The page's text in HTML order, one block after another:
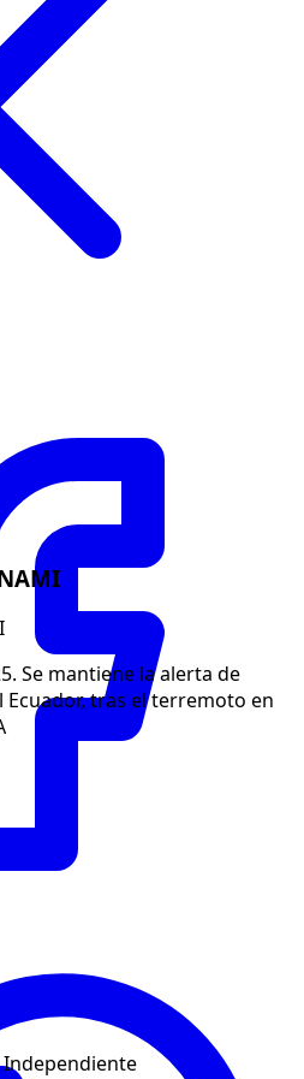
Se mantiene la alerta de
tras el terremoto en
Independiente